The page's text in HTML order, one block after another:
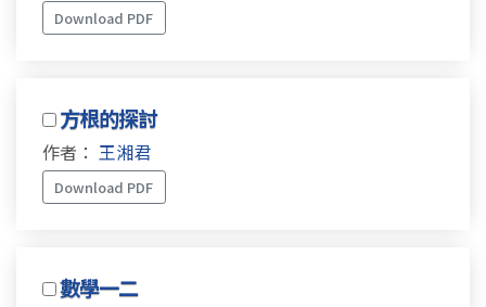
Download PDF
方根的探討
作者： 王湘君
Download PDF
數學一二